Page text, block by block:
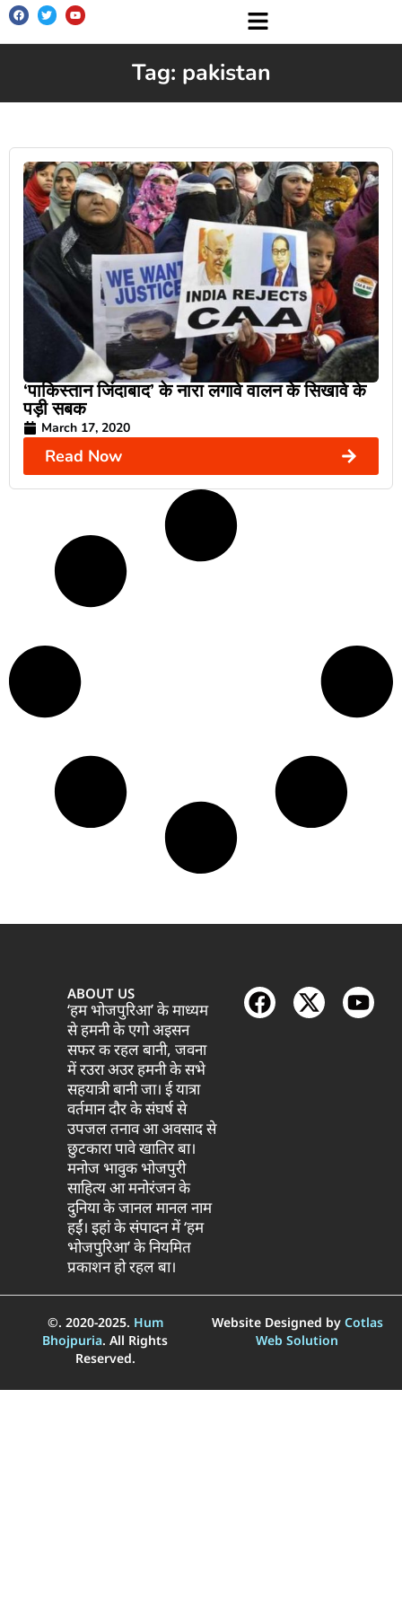
Tag: pakistan
‘पाकिस्तान जिंदाबाद’ के नारा लगावे वालन के सिखावे के
पड़ी सबक
March 17, 2020
Read Now
ABOUT US
‘हम भोजपुरिआ’ के माध्यम
से हमनी के एगो अइसन
सफर क रहल बानी, जवना
में रउरा अउर हमनी के सभे
सहयात्री बानी जा। ई यात्रा
वर्तमान दौर के संघर्ष से
उपजल तनाव आ अवसाद से
छुटकारा पावे खातिर बा।
मनोज भावुक भोजपुरी
साहित्य आ मनोरंजन के
दुनिया के जानल मानल नाम
हईं। इहां के संपादन में ‘हम
भोजपुरिआ’ के नियमित
प्रकाशन हो रहल बा।
©. 2020-2025. Hum
Bhojpuria. All Rights
Reserved.
Website Designed by Cotlas
Web Solution